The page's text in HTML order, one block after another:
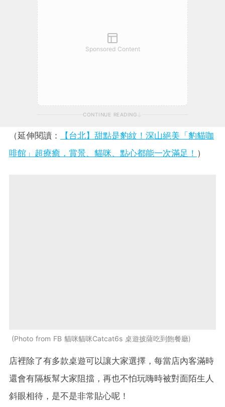
Sponsored Content
CONTINUE READING
（延伸閱讀：
【台北】甜點是豹紋！深山絕美「豹貓咖
啡館」超療癒，賞景、貓咪、點心都能一次滿足！ ）
Photo from FB 貓咪貓咪Catcat6s 桌遊披薩吃到飽餐廳
店裡除了有多款桌遊可以讓大家選擇，每當店內客滿時
還會有隔板幫大家阻擋，再也不怕玩嗨時被對面陌生人
斜眼相待，是不是非常貼心呢！